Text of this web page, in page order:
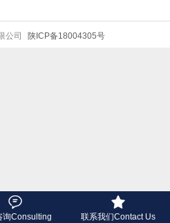
公司 陕ICP备18004305号

询Consulting

联系我们Contact Us